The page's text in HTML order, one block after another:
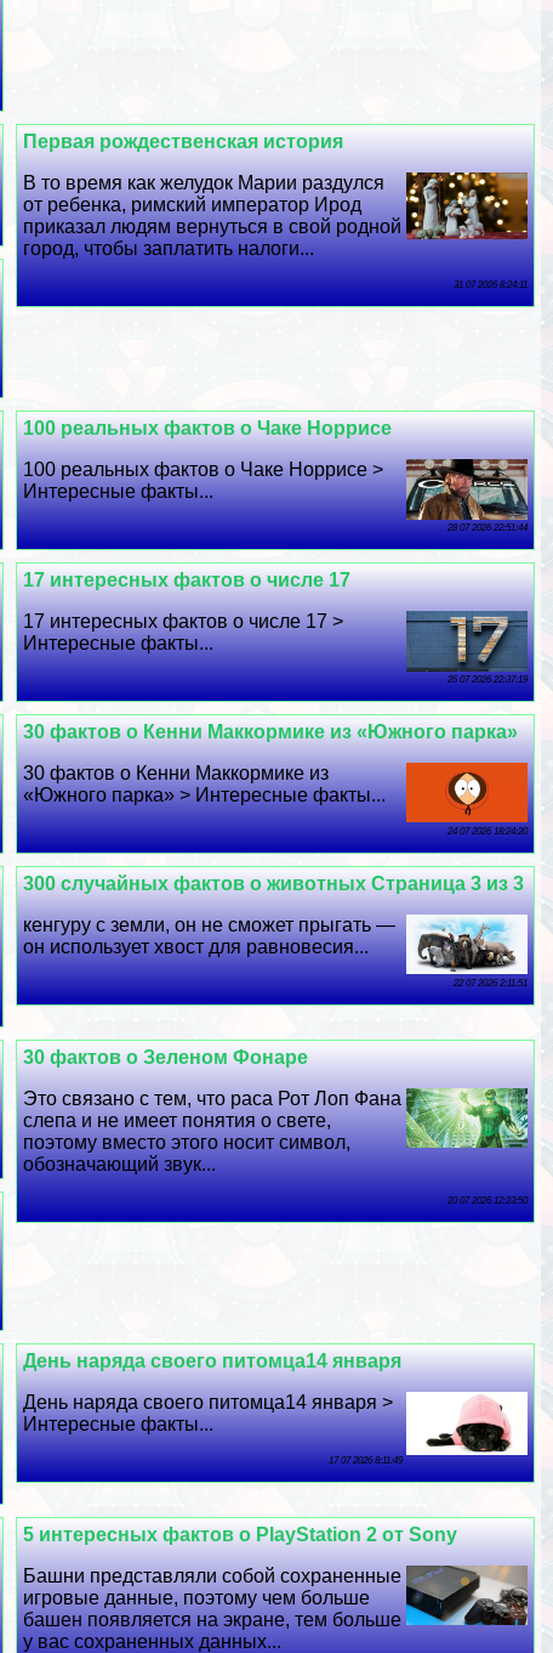
Первая рождественская история
В то время как желудок Марии раздулся
от ребенка, римский император Ирод
приказал людям вернуться в свой родной
город, чтобы заплатить налоги...
31 07 2026 8:24:11
100 реальных фактов о Чаке Норрисе
100 реальных фактов о Чаке Норрисе >
Интересные факты...
28 07 2026 22:51:44
17 интересных фактов о числе 17
17 интересных фактов о числе 17 >
Интересные факты...
26 07 2026 22:37:19
30 фактов о Кенни Маккормике из «Южного парка»
30 фактов о Кенни Маккормике из
«Южного парка» > Интересные факты...
24 07 2026 18:24:20
300 случайных фактов о животных Страница 3 из 3
кенгуру с земли, он не сможет прыгать —
он использует хвост для равновесия...
22 07 2026 2:11:51
30 фактов о Зеленом Фонаре
Это связано с тем, что раса Рот Лоп Фана
слепа и не имеет понятия о свете,
поэтому вместо этого носит символ,
обозначающий звук...
20 07 2026 12:23:50
День наряда своего питомца14 января
День наряда своего питомца14 января >
Интересные факты...
17 07 2026 8:11:49
5 интересных фактов о PlayStation 2 от Sony
Башни представляли собой сохраненные
игровые данные, поэтому чем больше
башен появляется на экране, тем больше
у вас сохраненных данных...